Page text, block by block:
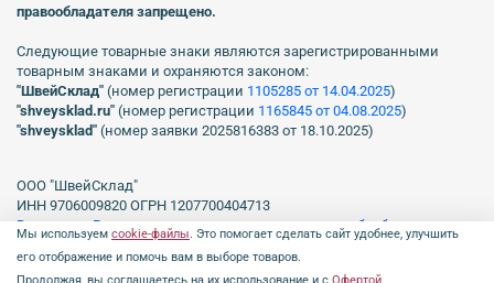
правообладателя запрещено.
Следующие товарные знаки являются зарегистрированными
товарным знаками и охраняются законом:
"ШвейСклад" (номер регистрации 1105285 от 14.04.2025)
"shveуsklad.ru" (номер регистрации 1165845 от 04.08.2025)
"shveysklad" (номер заявки 2025816383 от 18.10.2025)
ООО "ШвейСклад"
ИНН 9706009820 ОГРН 1207700404713
Включен в Реестр операторов, осуществляющих обработку
персональных данных Роскомнадзора рег. № 77-23-150255, Приказ
№231 от 16.06.2023.
Мы используем cookie-файлы. Это помогает сделать сайт удобнее, улучшить
его отображение и помочь вам в выборе товаров.